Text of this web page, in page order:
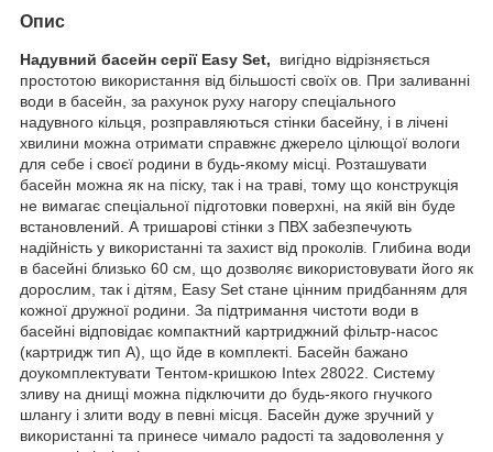
Опис
Надувний басейн серії Easy Set, вигідно відрізняється
простотою використання від більшості своїх ов. При заливанні
води в басейн, за рахунок руху нагору спеціального
надувного кільця, розправляються стінки басейну, і в лічені
хвилини можна отримати справжнє джерело цілющої вологи
для себе і своєї родини в будь-якому місці. Розташувати
басейн можна як на піску, так і на траві, тому що конструкція
не вимагає спеціальної підготовки поверхні, на якій він буде
встановлений. А тришарові стінки з ПВХ забезпечують
надійність у використанні та захист від проколів. Глибина води
в басейні близько 60 см, що дозволяє використовувати його як
дорослим, так і дітям, Easy Set стане цінним придбанням для
кожної дружної родини. За підтримання чистоти води в
басейні відповідає компактний картриджний фільтр-насос
(картридж тип A), що йде в комплекті. Басейн бажано
доукомплектувати Тентом-кришкою Intex 28022. Систему
зливу на днищі можна підключити до будь-якого гнучкого
шлангу і злити воду в певні місця. Басейн дуже зручний у
використанні та принесе чимало радості та задоволення у